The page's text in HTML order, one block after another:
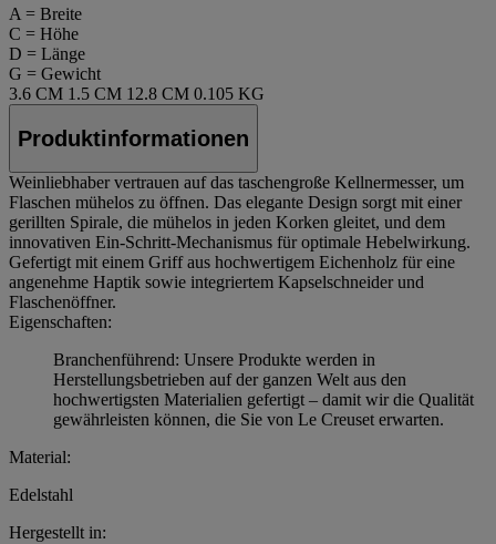
A = Breite
C = Höhe
D = Länge
G = Gewicht
3.6 CM 1.5 CM 12.8 CM 0.105 KG
Produktinformationen
Weinliebhaber vertrauen auf das taschengroße Kellnermesser, um
Flaschen mühelos zu öffnen. Das elegante Design sorgt mit einer
gerillten Spirale, die mühelos in jeden Korken gleitet, und dem
innovativen Ein-Schritt-Mechanismus für optimale Hebelwirkung.
Gefertigt mit einem Griff aus hochwertigem Eichenholz für eine
angenehme Haptik sowie integriertem Kapselschneider und
Flaschenöffner.
Eigenschaften:
Branchenführend: Unsere Produkte werden in
Herstellungsbetrieben auf der ganzen Welt aus den
hochwertigsten Materialien gefertigt – damit wir die Qualität
gewährleisten können, die Sie von Le Creuset erwarten.
Material:
Edelstahl
Hergestellt in: